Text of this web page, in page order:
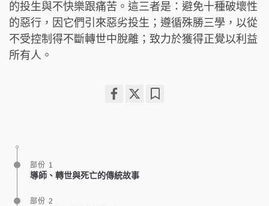
的投生與不快樂跟痛苦。這三者是：避免十種破壞性
的惡行，因它們引來惡劣投生；遵循殊勝三學，以從
不受控制得不斷轉世中脫離；致力於獲得正覺以利益
所有人。
部份 1
導師、轉世與死亡的傳統故事
部份 2